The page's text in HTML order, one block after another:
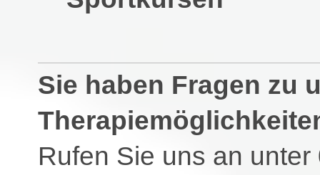
Sie haben Fragen zu
Rufen Sie uns an